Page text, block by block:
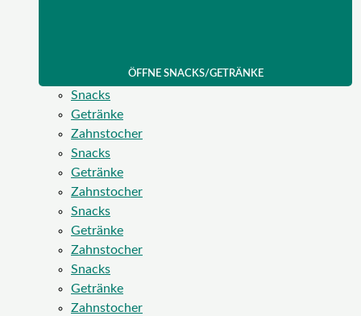
ÖFFNE SNACKS/GETRÄNKE
Snacks
Getränke
Zahnstocher
Snacks
Getränke
Zahnstocher
Snacks
Getränke
Zahnstocher
Snacks
Getränke
Zahnstocher